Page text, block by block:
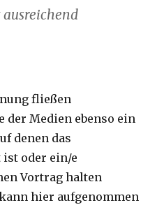
fließen
Medien ebenso ein
denen das
oder ein/e
Vortrag halten
hier aufgenommen